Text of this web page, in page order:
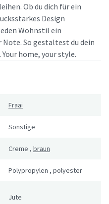
Ob du dich für ein
Design
Wohnstil ein
So gestaltest du dein
home, your style.
Fraai
Sonstige
Creme , braun
Polypropylen , polyester
Jute